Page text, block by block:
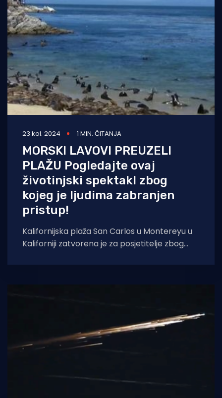
23 kol. 2024 1 MIN. ČITANJA
MORSKI LAVOVI PREUZELI
PLAŽU Pogledajte ovaj
životinjski spektakl zbog
kojeg je ljudima zabranjen
pristup!
Kalifornijska plaža San Carlos u Montereyu u
Kaliforniji zatvorena je za posjetitelje zbog
Postavljena